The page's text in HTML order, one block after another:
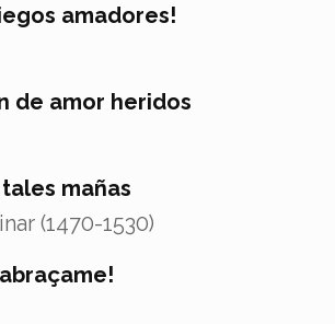
amadores!
de amor heridos
mañas
(1470-1530)